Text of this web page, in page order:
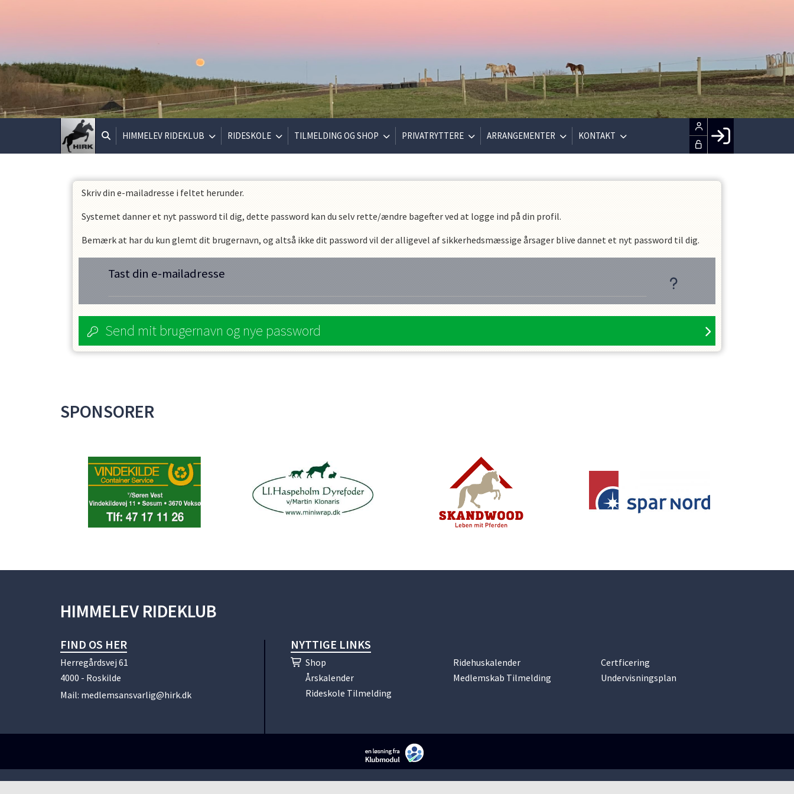
HIMMELEV RIDEKLUB RIDESKOLE TILMELDING OG SHOP PRIVATRYTTERE ARRANGEMENTER KONTAKT
Skriv din e-mailadresse i feltet herunder.
Systemet danner et nyt password til dig, dette password kan du selv rette/ændre bagefter ved at logge ind på din profil.
Bemærk at har du kun glemt dit brugernavn, og altså ikke dit password vil der alligevel af sikkerhedsmæssige årsager blive dannet et nyt password til dig.
Tast din e-mailadresse
Send mit brugernavn og nye password
SPONSORER
HIMMELEV RIDEKLUB
FIND OS HER
Herregårdsvej 61
4000 - Roskilde
Mail: medlemsansvarlig@hirk.dk
NYTTIGE LINKS
Shop Ridehuskalender
Certficering
Årskalender
Medlemskab Tilmelding
Undervisningsplan
Rideskole Tilmelding